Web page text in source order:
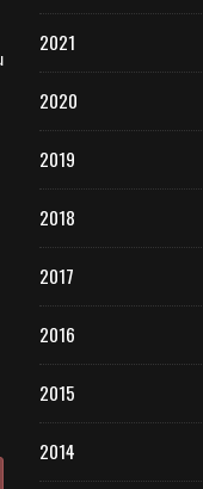
d
2021
2020
2019
2018
2017
2016
2015
2014